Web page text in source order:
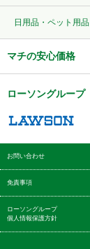
日用品・ペット用品
マチの安心価格
ローソングループ
お問い合わせ
免責事項
ローソングループ
個人情報保護方針